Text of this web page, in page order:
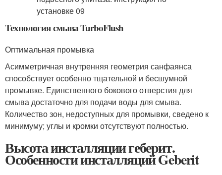
Технология смыва TurboFlush
Оптимальная промывка
Асимметричная внутренняя геометрия санфаянса
способствует особенно тщательной и бесшумной
промывке. Единственного бокового отверстия для
смыва достаточно для подачи воды для смыва.
Количество зон, недоступных для промывки, сведено к
минимуму; углы и кромки отсутствуют полностью.
Высота инсталляции геберит.
Особенности инсталляций Geberit